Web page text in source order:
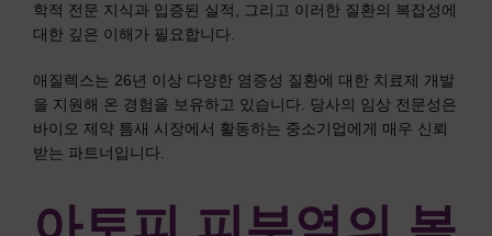
학적 전문 지식과 입증된 실적, 그리고 이러한 질환의 복잡성에
대한 깊은 이해가 필요합니다.
애질렉스는 26년 이상 다양한 염증성 질환에 대한 치료제 개발
을 지원해 온 경험을 보유하고 있습니다. 당사의 임상 전문성은
바이오 제약 틈새 시장에서 활동하는 중소기업에게 매우 신뢰
받는 파트너입니다.